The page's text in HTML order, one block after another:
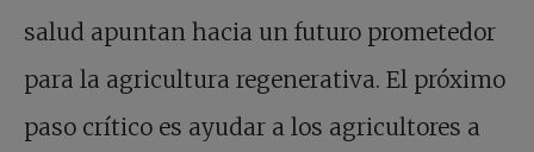
salud apuntan hacia un futuro prometedor
para la agricultura regenerativa. El próximo
paso crítico es ayudar a los agricultores a